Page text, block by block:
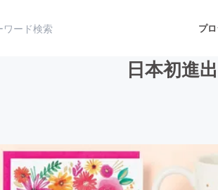
プ
ート・写真 音楽
日本初進